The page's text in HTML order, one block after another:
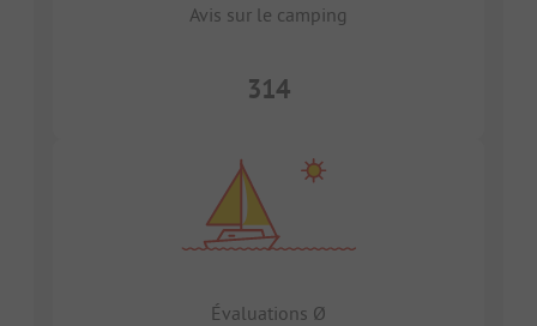
Avis sur le camping
314
Évaluations Ø